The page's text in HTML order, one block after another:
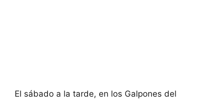
El sábado a la tarde, en los Galpones del